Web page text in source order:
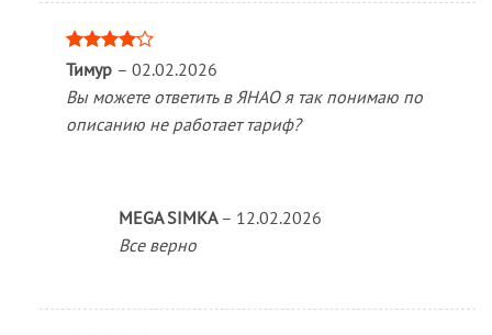
Оценка
4из 5
Тимур – 02.02.2026
Вы можете ответить в ЯНАО я так понимаю по
описанию не работает тариф?
MEGA SIMKA – 12.02.2026
Все верно